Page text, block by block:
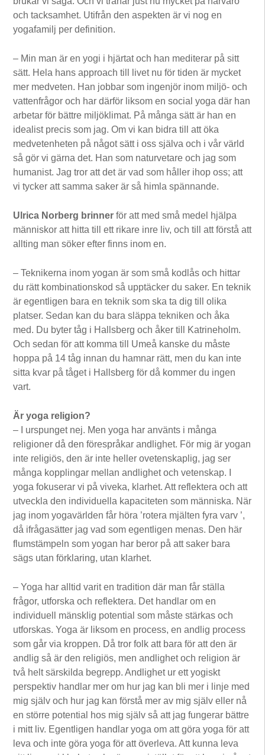
och tacksamhet. Utifrån den aspekten är vi nog en
yogafamilj per definition.
– Min man är en yogi i hjärtat och han mediterar på sitt
sätt. Hela hans approach till livet nu för tiden är mycket
mer medveten. Han jobbar som ingenjör inom miljö- och
vattenfrågor och har därför liksom en social yoga där han
arbetar för bättre miljöklimat. På många sätt är han en
idealist precis som jag. Om vi kan bidra till att öka
medvetenheten på något sätt i oss själva och i vår värld
så gör vi gärna det. Han som naturvetare och jag som
humanist. Jag tror att det är vad som håller ihop oss; att
vi tycker att samma saker är så himla spännande.
Ulrica Norberg brinner för att med små medel hjälpa
människor att hitta till ett rikare inre liv, och till att förstå att
allting man söker efter finns inom en.
– Teknikerna inom yogan är som små kodlås och hittar
du rätt kombinationskod så upptäcker du saker. En teknik
är egentligen bara en teknik som ska ta dig till olika
platser. Sedan kan du bara släppa tekniken och åka
med. Du byter tåg i Hallsberg och åker till Katrineholm.
Och sedan för att komma till Umeå kanske du måste
hoppa på 14 tåg innan du hamnar rätt, men du kan inte
sitta kvar på tåget i Hallsberg för då kommer du ingen
vart.
Är yoga religion?
– I urspunget nej. Men yoga har använts i många
religioner då den förespråkar andlighet. För mig är yogan
inte religiös, den är inte heller ovetenskaplig, jag ser
många kopplingar mellan andlighet och vetenskap. I
yoga fokuserar vi på viveka, klarhet. Att reflektera och att
utveckla den individuella kapaciteten som människa. När
jag inom yogavärlden får höra ’rotera mjälten fyra varv ’,
då ifrågasätter jag vad som egentligen menas. Den här
flumstämpeln som yogan har beror på att saker bara
sägs utan förklaring, utan klarhet.
– Yoga har alltid varit en tradition där man får ställa
frågor, utforska och reflektera. Det handlar om en
individuell mänsklig potential som måste stärkas och
utforskas. Yoga är liksom en process, en andlig process
som går via kroppen. Då tror folk att bara för att den är
andlig så är den religiös, men andlighet och religion är
två helt särskilda begrepp. Andlighet ur ett yogiskt
perspektiv handlar mer om hur jag kan bli mer i linje med
mig själv och hur jag kan förstå mer av mig själv eller nå
en större potential hos mig själv så att jag fungerar bättre
i mitt liv. Egentligen handlar yoga om att göra yoga för att
leva och inte göra yoga för att överleva. Att kunna leva